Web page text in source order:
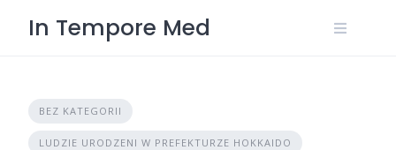
In Tempore Med
BEZ KATEGORII
LUDZIE URODZENI W PREFEKTURZE HOKKAIDO